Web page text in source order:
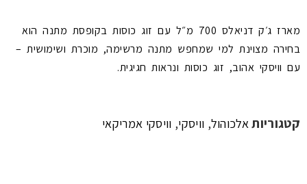
מארז ג׳ק דניאלס 700 מ״ל עם זוג כוסות בקופסת מתנה הוא
בחירה מצוינת למי שמחפש מתנה מרשימה, מוכרת ושימושית –
עם וויסקי אהוב, זוג כוסות ונראות חגיגית.
קטגוריותאלכוהול, וויסקי, וויסקי אמריקאי